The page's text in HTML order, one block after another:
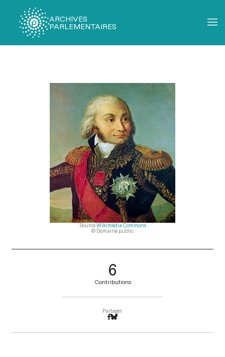
ARCHIVES
PARLEMENTAIRES
Source Wikimédia Commons
© Domaine public
6
Contributions
Partager